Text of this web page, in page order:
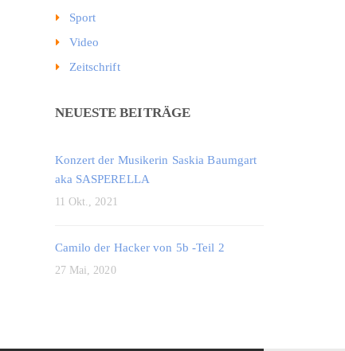
Sport
Video
Zeitschrift
NEUESTE BEITRÄGE
Konzert der Musikerin Saskia Baumgart
aka SASPERELLA
11 Okt., 2021
Camilo der Hacker von 5b -Teil 2
27 Mai, 2020